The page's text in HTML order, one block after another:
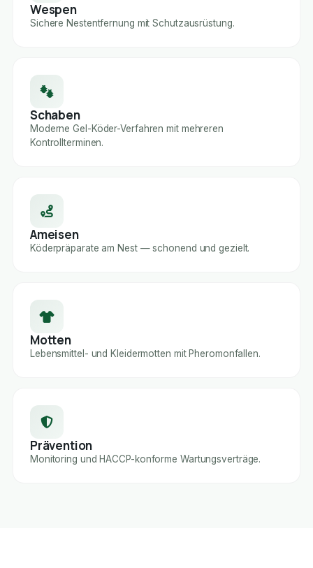
Wespen
Sichere Nestentfernung mit Schutzausrüstung.
Schaben
Moderne Gel-Köder-Verfahren mit mehreren
Kontrollterminen.
Ameisen
Köderpräparate am Nest — schonend und gezielt.
Motten
Lebensmittel- und Kleidermotten mit Pheromonfallen.
Prävention
Monitoring und HACCP-konforme Wartungsverträge.